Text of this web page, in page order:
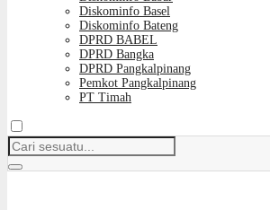
Diskominfo Basel
Diskominfo Bateng
DPRD BABEL
DPRD Bangka
DPRD Pangkalpinang
Pemkot Pangkalpinang
PT Timah